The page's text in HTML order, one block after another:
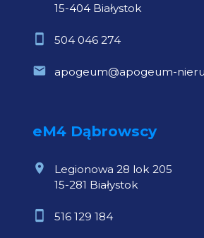
15-404 Białystok
504 046 274
apogeum@apogeum-
eM4 Dąbrowscy
Legionowa 28 lok 205
15-281 Białystok
516 129 184